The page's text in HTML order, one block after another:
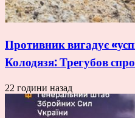
Противник вигадує
Колодязя: Трегубов
22 години назад